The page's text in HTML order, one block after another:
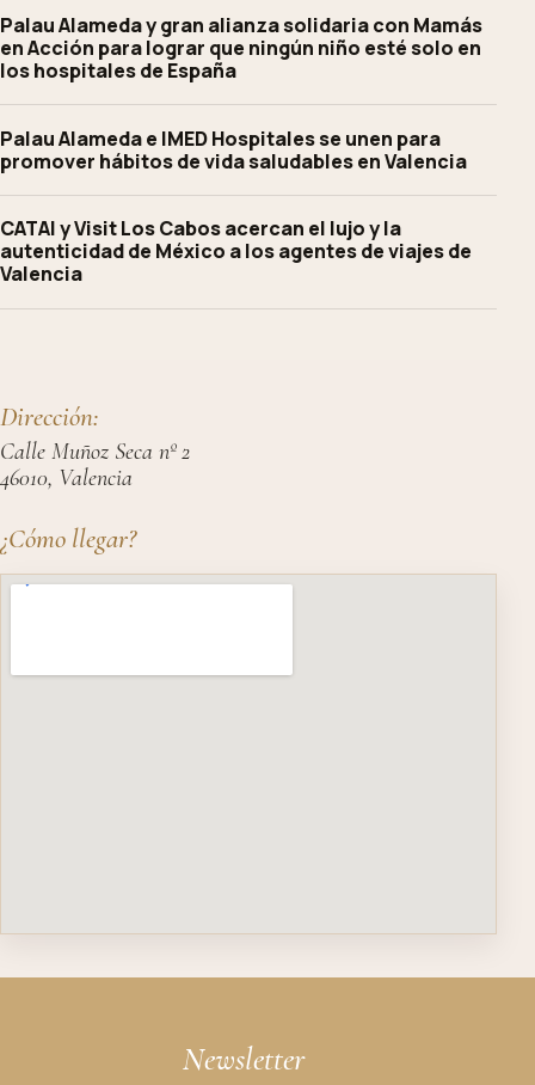
Palau Alameda y gran alianza solidaria con Mamás
en Acción para lograr que ningún niño esté solo en
los hospitales de España
Palau Alameda e IMED Hospitales se unen para
promover hábitos de vida saludables en Valencia
CATAI y Visit Los Cabos acercan el lujo y la
autenticidad de México a los agentes de viajes de
Valencia
Dirección:
Calle Muñoz Seca nº 2
46010, Valencia
¿Cómo llegar?
Newsletter